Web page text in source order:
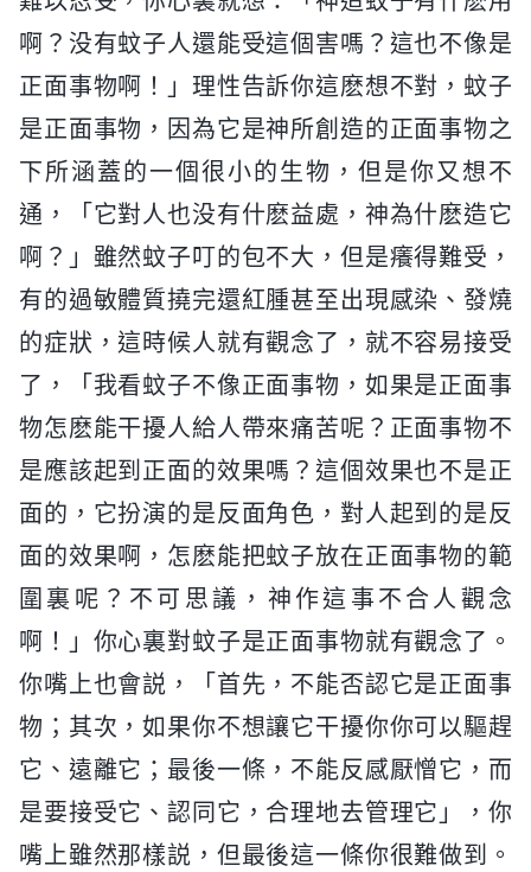
啊？没有蚊子人還能受這個害嗎？這也不像是
正面事物啊！」理性告訴你這麽想不對，蚊子
是正面事物，因為它是神所創造的正面事物之
下所涵蓋的一個很小的生物，但是你又想不
通，「它對人也没有什麽益處，神為什麽造它
啊？」雖然蚊子叮的包不大，但是癢得難受，
有的過敏體質撓完還紅腫甚至出現感染、發燒
的症狀，這時候人就有觀念了，就不容易接受
了，「我看蚊子不像正面事物，如果是正面事
物怎麽能干擾人給人帶來痛苦呢？正面事物不
是應該起到正面的效果嗎？這個效果也不是正
面的，它扮演的是反面角色，對人起到的是反
面的效果啊，怎麽能把蚊子放在正面事物的範
圍裏呢？不可思議，神作這事不合人觀念
啊！」你心裏對蚊子是正面事物就有觀念了。
你嘴上也會説，「首先，不能否認它是正面事
物；其次，如果你不想讓它干擾你你可以驅趕
它、遠離它；最後一條，不能反感厭憎它，而
是要接受它、認同它，合理地去管理它」，你
嘴上雖然那樣説，但最後這一條你很難做到。